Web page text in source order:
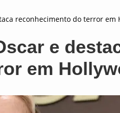
reconhecimento do terror em
e
em